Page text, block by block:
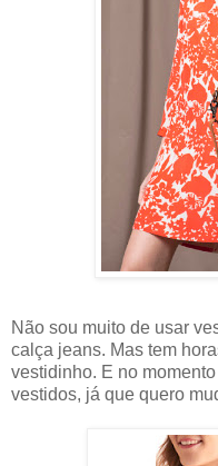
Não sou muito de usar
calça jeans. Mas tem
vestidinho. E no
vestidos, já que quero